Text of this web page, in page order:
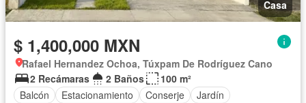
Casa
$ 1,400,000 MXN
Rafael Hernandez Ochoa, Túxpam De Rodríguez Cano
2 Recámaras
2 Baños
100 m²
Balcón
Estacionamiento Conserje Jardín